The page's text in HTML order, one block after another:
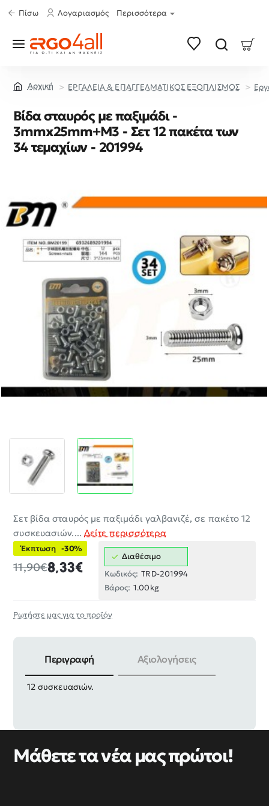
Πίσω Λογαριασμός Περισσότερα
ΕΡΓΑΛΕΙΑ & ΕΠΑΓΓΕΛΜΑΤΙΚΟΣ ΕΞΟΠΛΙΣΜΟΣ
Βίδα σταυρός με παξιμάδι -
3mmx25mm+M3 - Σετ 12 πακέτα των
34 τεμαχίων - 201994
Σετ βίδα σταυρός με παξιμάδι γαλβανιζέ, σε πακέτο 12
συσκευασιών.... Δείτε περισσότερα
Έκπτωση -30%
8,33€
11,90€
Διαθέσιμο
Κωδικός: TRD-201994
Βάρος: 1.00kg
Ρωτήστε μας για το προϊόν
Περιγραφή Αξιολογήσεις
Σετ βίδα σταυρός με παξιμάδι γαλβανιζέ, σε πακέτο
12 συσκευασιών.
Μάθετε τα νέα μας πρώτοι!